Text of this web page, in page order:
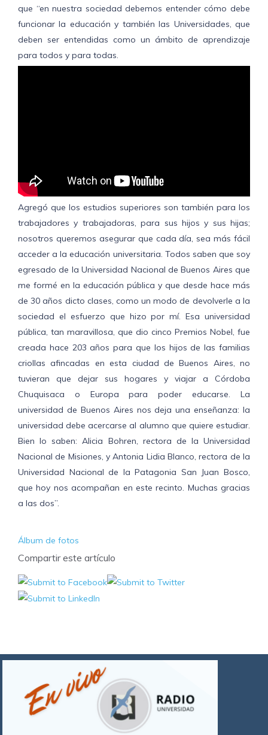
que “en nuestra sociedad debemos entender cómo debe
funcionar la educación y también las Universidades, que
deben ser entendidas como un ámbito de aprendizaje
para todos y para todas.
Agregó que los estudios superiores son también para los
trabajadores y trabajadoras, para sus hijos y sus hijas;
nosotros queremos asegurar que cada día, sea más fácil
acceder a la educación universitaria. Todos saben que soy
egresado de la Universidad Nacional de Buenos Aires que
me formé en la educación pública y que desde hace más
de 30 años dicto clases, como un modo de devolverle a la
sociedad el esfuerzo que hizo por mí. Esa universidad
pública, tan maravillosa, que dio cinco Premios Nobel, fue
creada hace 203 años para que los hijos de las familias
criollas afincadas en esta ciudad de Buenos Aires, no
tuvieran que dejar sus hogares y viajar a Córdoba
Chuquisaca o Europa para poder educarse. La
universidad de Buenos Aires nos deja una enseñanza: la
universidad debe acercarse al alumno que quiere estudiar.
Bien lo saben: Alicia Bohren, rectora de la Universidad
Nacional de Misiones, y Antonia Lidia Blanco, rectora de la
Universidad Nacional de la Patagonia San Juan Bosco,
que hoy nos acompañan en este recinto. Muchas gracias
a las dos”.
Álbum de fotos
Compartir este artículo